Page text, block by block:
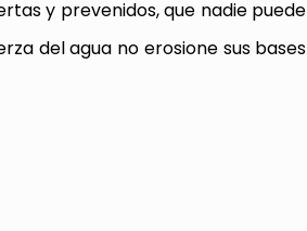
y prevenidos, que nadie puede
del agua no erosione sus bases